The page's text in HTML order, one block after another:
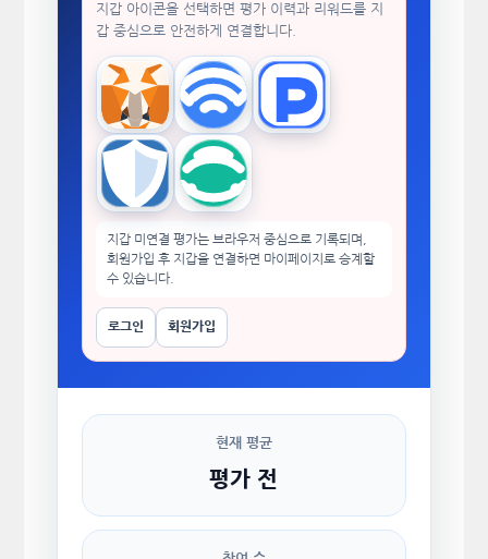
지갑 아이콘을 선택하면 평가 이력과 리워드를 지
갑 중심으로 안전하게 연결합니다.
MetaMask WalletConnectTokenPocket
Trust Wallet imToken
지갑 미연결 평가는 브라우저 중심으로 기록되며,
회원가입 후 지갑을 연결하면 마이페이지로 승계할
수 있습니다.
로그인 회원가입
현재 평균
평가 전